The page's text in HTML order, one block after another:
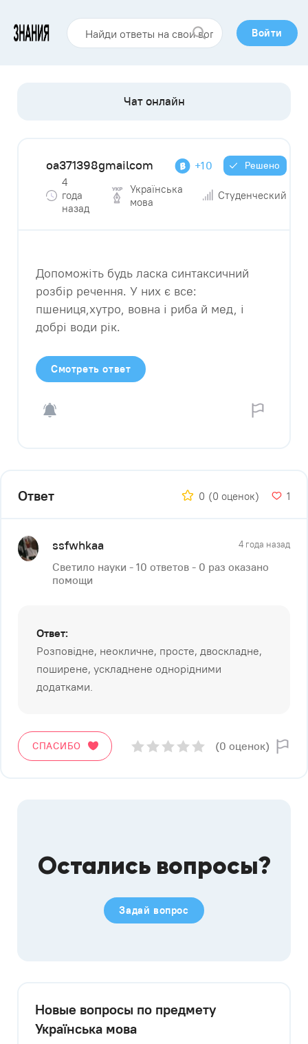
Войти
oa371398gmailcom +10 Решено
4
года
назад
Українська
мова
Студенческий
Допоможіть будь ласка синтаксичний
розбір речення. У них є все:
пшениця,хутро, вовна і риба й мед, і
добрі води рік.​
Смотреть ответ
Ответ 0 (0 оценок) 1
ssfwhkaa 4 года назад
Светило науки - 10 ответов - 0 раз оказано
помощи
Ответ:
Розповідне, неокличне, просте, двоскладне,
поширене, ускладнене однорідними
додатками.
СПАСИБО (0 оценок)
Остались вопросы?
Задай вопрос
Новые вопросы по предмету
Українська мова